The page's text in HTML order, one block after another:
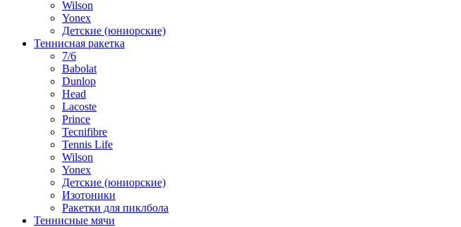
Wilson
Yonex
Детские (юниорские)
Теннисная ракетка
7/6
Babolat
Dunlop
Head
Lacoste
Prince
Tecnifibre
Tennis Life
Wilson
Yonex
Детские (юниорские)
Изотоники
Ракетки для пиклбола
Теннисные мячи